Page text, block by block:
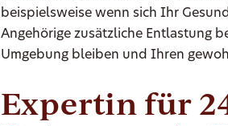
beispielsweise wenn sich Ihr
Angehörige zusätzliche Entlastung
Umgebung bleiben und Ihren
Expertin für